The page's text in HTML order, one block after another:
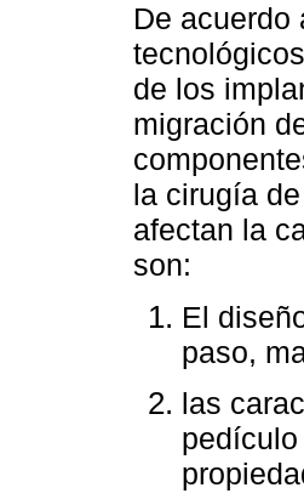
De acuerdo
de los
migración
la cirugía
afectan la
son:
El
paso,
las